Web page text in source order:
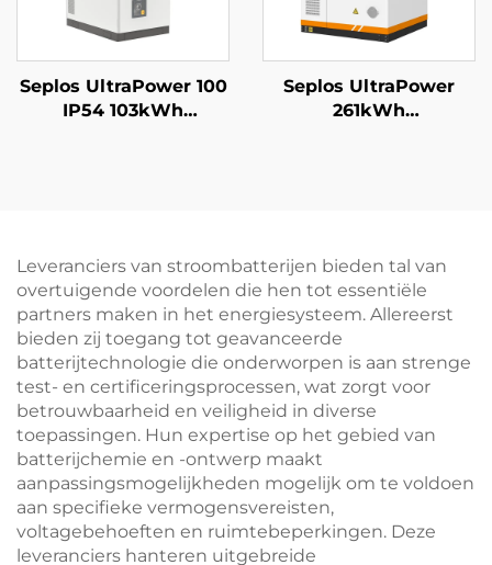
Seplos UltraPower 100
IP54 103kWh
Seplos UltraPower
261kWh
beheersing voor
microgrids industriële
energieopslag
Leveranciers van stroombatterijen bieden tal van
overtuigende voordelen die hen tot essentiële
partners maken in het energiesysteem. Allereerst
bieden zij toegang tot geavanceerde
batterijtechnologie die onderworpen is aan strenge
test- en certificeringsprocessen, wat zorgt voor
betrouwbaarheid en veiligheid in diverse
toepassingen. Hun expertise op het gebied van
batterijchemie en -ontwerp maakt
aanpassingsmogelijkheden mogelijk om te voldoen
aan specifieke vermogensvereisten,
voltagebehoeften en ruimtebeperkingen. Deze
leveranciers hanteren uitgebreide